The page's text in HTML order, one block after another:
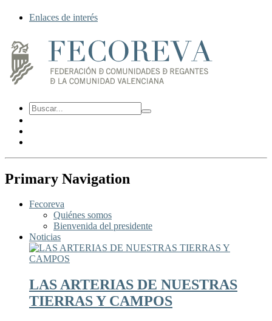
Enlaces de interés
Primary Navigation
Fecoreva
Quiénes somos
Bienvenida del presidente
Noticias
LAS ARTERIAS DE NUESTRAS
TIERRAS Y CAMPOS